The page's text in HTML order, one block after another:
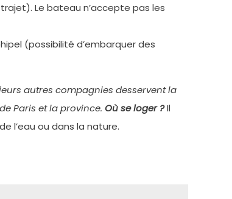
Le bateau n’accepte pas les
(possibilité d’embarquer des
autres compagnies desservent la
Paris et la province. Où se loger ?Il
l’eau ou dans la nature.